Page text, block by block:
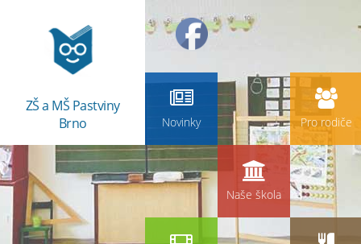
ZŠ a MŠ Pastviny
Brno
Novinky Pro rodiče
Naše škola